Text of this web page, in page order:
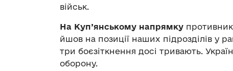
військ.
На Куп’янському напрямку
йшов на позиції наших підрозділів у
три боєзіткнення досі тривають.
оборону.